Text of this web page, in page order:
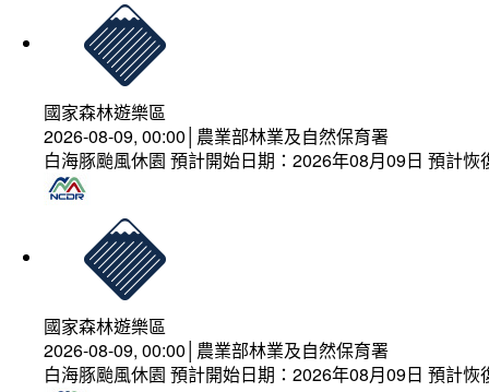
國家森林遊樂區
2026-08-09, 00:00│農業部林業及自然保育署
白海豚颱風休園 預計開始日期：2026年08月09日 預計
國家森林遊樂區
2026-08-09, 00:00│農業部林業及自然保育署
白海豚颱風休園 預計開始日期：2026年08月09日 預計